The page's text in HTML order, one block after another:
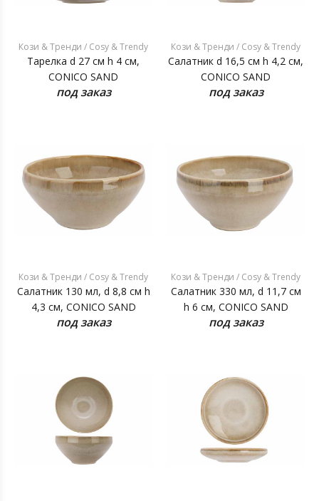
Кози & Тренди / Cosy & Trendy
Тарелка d 27 см h 4 см,
CONICO SAND
под заказ
Кози & Тренди / Cosy & Trendy
Салатник d 16,5 см h 4,2 см,
CONICO SAND
под заказ
Кози & Тренди / Cosy & Trendy
Салатник 130 мл, d 8,8 см h
4,3 см, CONICO SAND
под заказ
Кози & Тренди / Cosy & Trendy
Салатник 330 мл, d 11,7 см
h 6 см, CONICO SAND
под заказ